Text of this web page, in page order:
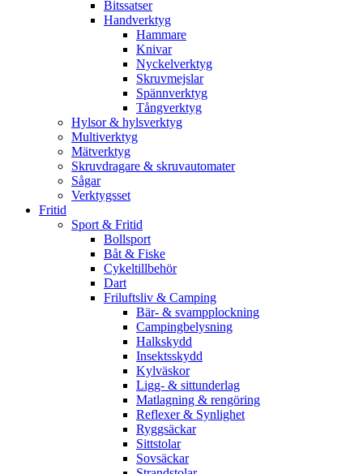
Bitssatser
Handverktyg
Hammare
Knivar
Nyckelverktyg
Skruvmejslar
Spännverktyg
Tångverktyg
Hylsor & hylsverktyg
Multiverktyg
Mätverktyg
Skruvdragare & skruvautomater
Sågar
Verktygsset
Fritid
Sport & Fritid
Bollsport
Båt & Fiske
Cykeltillbehör
Dart
Friluftsliv & Camping
Bär- & svampplockning
Campingbelysning
Halkskydd
Insektsskydd
Kylväskor
Ligg- & sittunderlag
Matlagning & rengöring
Reflexer & Synlighet
Ryggsäckar
Sittstolar
Sovsäckar